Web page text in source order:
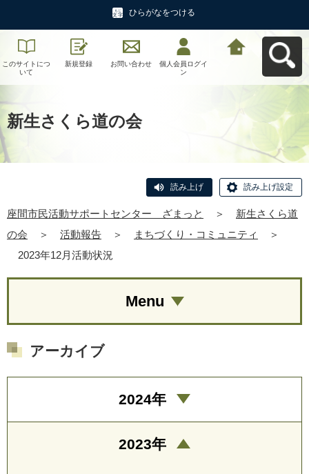
ひらがなをつける
このサイトにつ
いて
新規登録 お問い合わせ
個人会員ログイ
ン
新生さくら道の会
読み上げ 読み上げ設定
座間市民活動サポートセンター ざまっと ＞
新生さくら道
の会
＞ 活動報告 ＞ まちづくり・コミュニティ
＞
2023年12月活動状況
Menu
アーカイブ
2024年
2023年